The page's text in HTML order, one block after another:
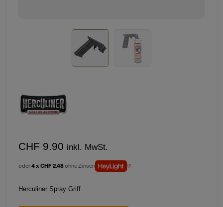
CHF 9.90 inkl. MwSt.
oder4 x CHF 2.48ohne Zinsen
Herculiner Spray Griff